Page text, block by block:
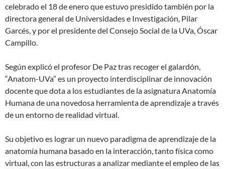
celebrado el 18 de enero que estuvo presidido también por la
directora general de Universidades e Investigación, Pilar
Garcés, y por el presidente del Consejo Social de la UVa, Óscar
Campillo.
Según explicó el profesor De Paz tras recoger el galardón,
“Anatom-UVa” es un proyecto interdisciplinar de innovación
docente que dota a los estudiantes de la asignatura Anatomía
Humana de una novedosa herramienta de aprendizaje a través
de un entorno de realidad virtual.
Su objetivo es lograr un nuevo paradigma de aprendizaje de la
anatomía humana basado en la interacción, tanto física como
virtual, con las estructuras a analizar mediante el empleo de las